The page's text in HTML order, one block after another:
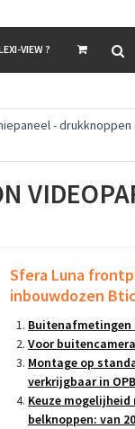
VIEW ?
-
Sfera Luna
inbouwdozen
Buitenafmetingen
Voor
Montage op
verkrijgbaar in
Keuze
belknoppen: van